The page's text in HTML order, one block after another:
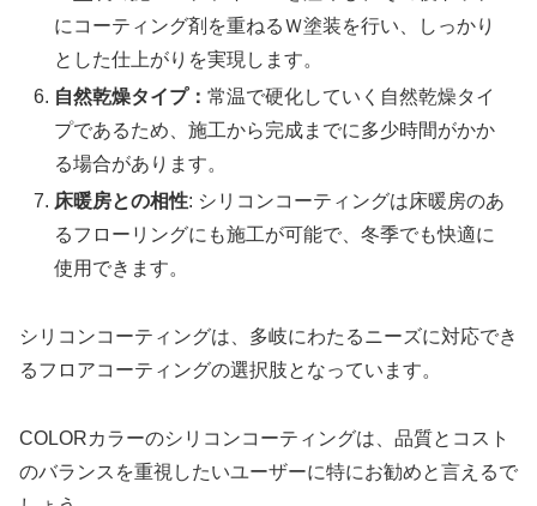
にコーティング剤を重ねるＷ塗装を行い、しっかり
とした仕上がりを実現します。
自然乾燥タイプ：常温で硬化していく自然乾燥タイ
プであるため、施工から完成までに多少時間がかか
る場合があります。
床暖房との相性: シリコンコーティングは床暖房のあ
るフローリングにも施工が可能で、冬季でも快適に
使用できます。
シリコンコーティングは、多岐にわたるニーズに対応でき
るフロアコーティングの選択肢となっています。
COLORカラーのシリコンコーティングは、品質とコスト
のバランスを重視したいユーザーに特にお勧めと言えるで